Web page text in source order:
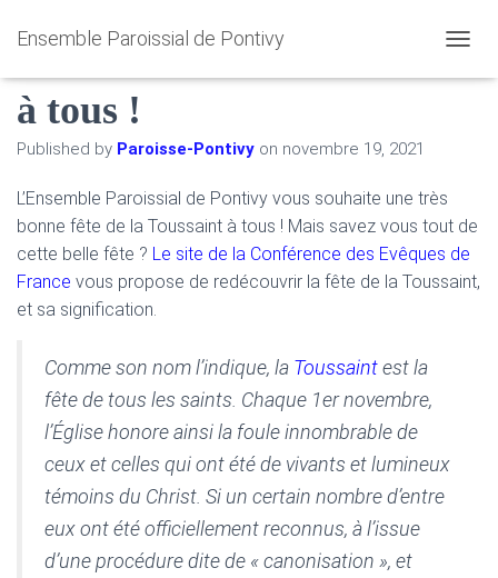
Ensemble Paroissial de Pontivy
U
E
R
E
Bonne fête de la Toussaint
à tous !
Published by Paroisse-Pontivy on novembre 19, 2021
L’Ensemble Paroissial de Pontivy vous souhaite une très
bonne fête de la Toussaint à tous ! Mais savez vous tout de
cette belle fête ? Le site de la Conférence des Evêques de
France vous propose de redécouvrir la fête de la Toussaint,
et sa signification.
Comme son nom l’indique, la Toussaintest la
fête de tous les saints. Chaque 1er novembre,
l’Église honore ainsi la foule innombrable de
ceux et celles qui ont été de vivants et lumineux
témoins du Christ. Si un certain nombre d’entre
eux ont été officiellement reconnus, à l’issue
d’une procédure dite de « canonisation », et